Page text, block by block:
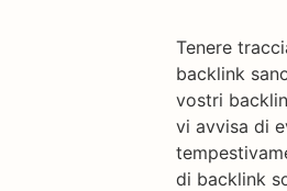
Tenere
backlink
vostri
vi avvisa di
di backlink